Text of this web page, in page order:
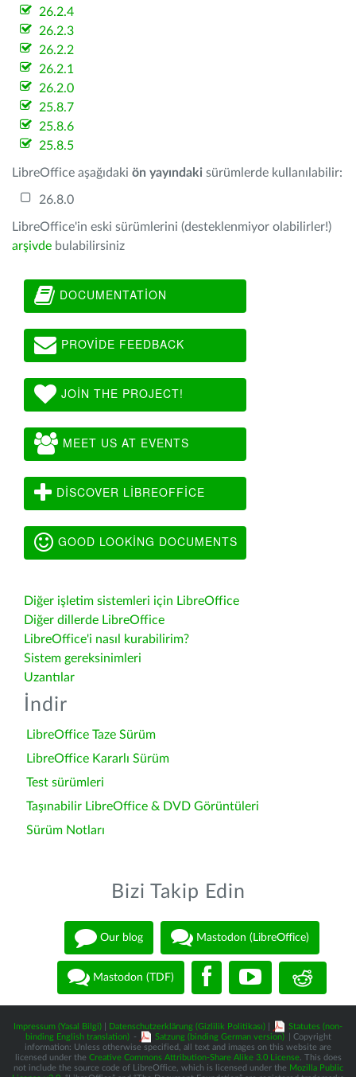
26.2.4
26.2.3
26.2.2
26.2.1
26.2.0
25.8.7
25.8.6
25.8.5
LibreOffice aşağıdaki ön yayındaki sürümlerde kullanılabilir:
26.8.0
LibreOffice'in eski sürümlerini (desteklenmiyor olabilirler!)
arşivde bulabilirsiniz
DOCUMENTATION
PROVIDE FEEDBACK
JOIN THE PROJECT!
MEET US AT EVENTS
DISCOVER LIBREOFFICE
GOOD LOOKING DOCUMENTS
Diğer işletim sistemleri için LibreOffice
Diğer dillerde LibreOffice
LibreOffice'i nasıl kurabilirim?
Sistem gereksinimleri
Uzantılar
İndir
LibreOffice Taze Sürüm
LibreOffice Kararlı Sürüm
Test sürümleri
Taşınabilir LibreOffice & DVD Görüntüleri
Sürüm Notları
Bizi Takip Edin
Our blog Mastodon (LibreOffice)
Mastodon (TDF)
Impressum (Yasal Bilgi) Datenschutzerklärung (Gizlilik Politikası)
Statutes (non-
binding English translation) - Satzung (binding German version)
| Copyright
information: Unless otherwise specified, all text and images on this website are
licensed under the Creative Commons Attribution-Share Alike 3.0 License. This does
not include the source code of LibreOffice, which is licensed under the Mozilla Public